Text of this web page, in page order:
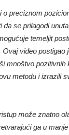
o preciznom
da se prilagodi
temeljit
video postigao
mnoštvo pozitivnih
metodu i izrazili
može znatno
ga u